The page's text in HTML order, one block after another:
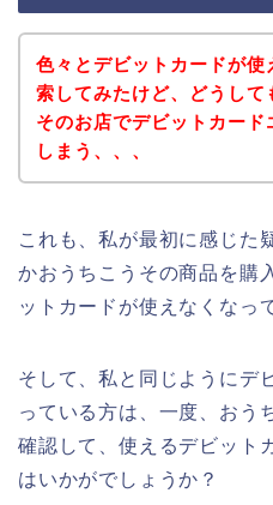
色々とデビットカードが使
索してみたけど、どうして
そのお店でデビットカード
しまう、、、
これも、私が最初に感じた
かおうちこうその商品を購
ットカードが使えなくなっ
そして、私と同じようにデ
っている方は、一度、おう
確認して、使えるデビット
はいかがでしょうか？